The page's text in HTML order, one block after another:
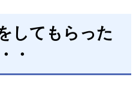
してもらった
・